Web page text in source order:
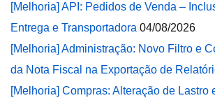
[Melhoria] API: Pedidos de Venda –
Entrega e Transportadora 04/08/2026
[Melhoria] Administração: Novo Filtro e
da Nota Fiscal na Exportação de
[Melhoria] Compras: Alteração de Lastro